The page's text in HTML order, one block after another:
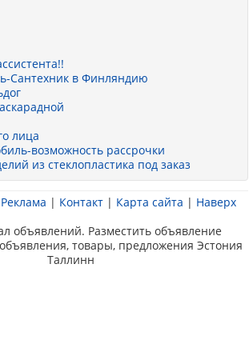
Сантехник в Финляндию
лица
возможность рассрочки
из стеклопластика под заказ
Реклама | Контакт | Карта сайта | Наверх
объявлений. Разместить объявление
товары, предложения Эстония
Таллинн